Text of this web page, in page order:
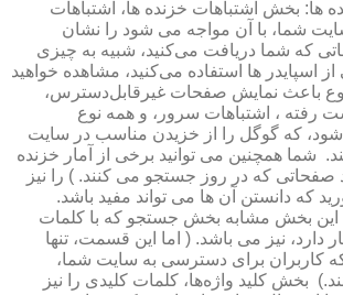
ها: بخش اشتباهات خزنده ها، اشتباهات
شما، با آن مواجه می شود را نشان
که شما دریافت می‌کنید، شبیه به چیزی
اسپایدر ها استفاده می‌کنید، مشاهده خواهید
باعث نمایش صفحات غیرقابل‌دسترس،
رفته ، اشتباهات سرور، و همه نوع
که گوگل را از خزیدن مناسب در سایت
شما همچنین می توانید برخی از آمار خزنده
صفحاتی که در روز جستجو می کنند. ) را نیز
که دانستن آن ها می تواند مفید باشد.
این بخش مشابه بخش جستجو که با کلمات
دارد، نیز می باشد. ( اما این قسمت، تنها
کاربران برای دسترسی به سایت شما،
بخش کلید واژه‌ها، کلمات کلیدی را نیز